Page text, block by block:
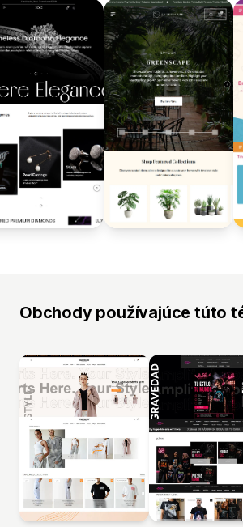
Obchody používajúce túto